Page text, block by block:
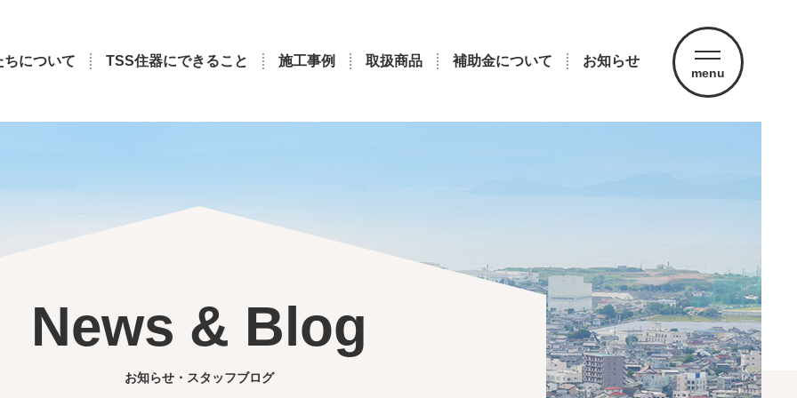
ちについて TSS住器にできること 施工事例 取扱商品 補助金について お知らせ
menu
News & Blog
お知らせ・スタッフブログ